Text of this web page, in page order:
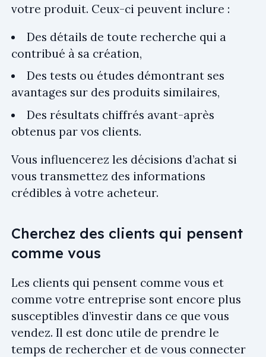
votre produit. Ceux-ci peuvent inclure :
Des détails de toute recherche qui a
contribué à sa création,
Des tests ou études démontrant ses
avantages sur des produits similaires,
Des résultats chiffrés avant-après
obtenus par vos clients.
Vous influencerez les décisions d’achat si
vous transmettez des informations
crédibles à votre acheteur.
Cherchez des clients qui pensent
comme vous
Les clients qui pensent comme vous et
comme votre entreprise sont encore plus
susceptibles d’investir dans ce que vous
vendez. Il est donc utile de prendre le
temps de rechercher et de vous connecter